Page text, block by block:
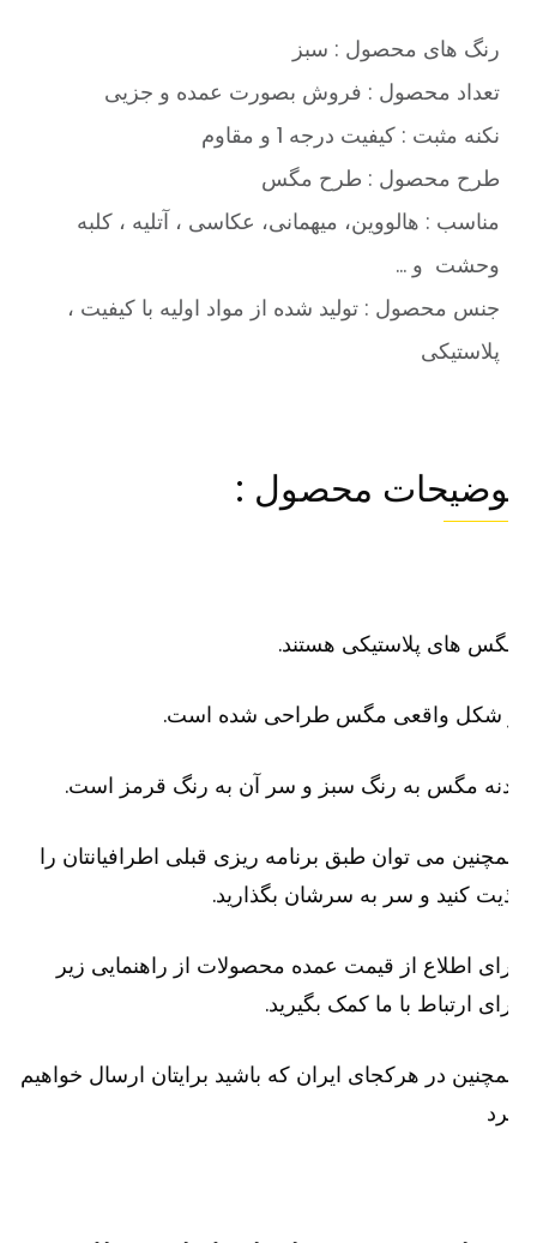
رنگ های محصول : سبز
تعداد محصول : فروش بصورت عمده و جزیی
نکنه مثبت : کیفیت درجه 1 و مقاوم
طرح محصول : طرح مگس
مناسب : هالووین، میهمانی، عکاسی ، آتلیه ، کلبه
وحشت و …
جنس محصول : تولید شده از مواد اولیه با کیفیت ،
پلاستیکی
محصول :
های پلاستیکی هستند.
شکل واقعی مگس طراحی شده است.
مگس به رنگ سبز و سر آن به رنگ قرمز است.
می توان طبق برنامه ریزی قبلی اطرافیانتان را
کنید و سر به سرشان بگذارید.
اطلاع از قیمت عمده محصولات از راهنمایی زیر
ارتباط با ما کمک بگیرید.
در هرکجای ایران که باشید برایتان ارسال خواهیم